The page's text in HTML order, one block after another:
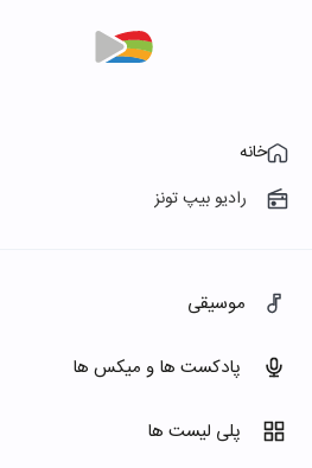
خانه
رادیو بیپ تونز
موسیقی
پادکست ها و میکس ها
پلی لیست ها